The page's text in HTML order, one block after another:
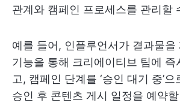
관계와 캠페인 프로세스를 관리할
예를 들어, 인플루언서가 결과물을
기능을 통해 크리에이티브 팀에 즉
고, 캠페인 단계를 ‘승인 대기 중’
승인 후 콘텐츠 게시 일정을 예약